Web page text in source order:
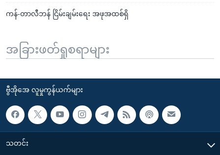
ကန်-တာလီဘန် ငြိမ်းချမ်းရေး အဖုအထစ်ရှိ
အခြားဖတ်ရှုစရာများ
ဗွီအိုအေ လူမှုကွန်ယက်များ
သတင်း